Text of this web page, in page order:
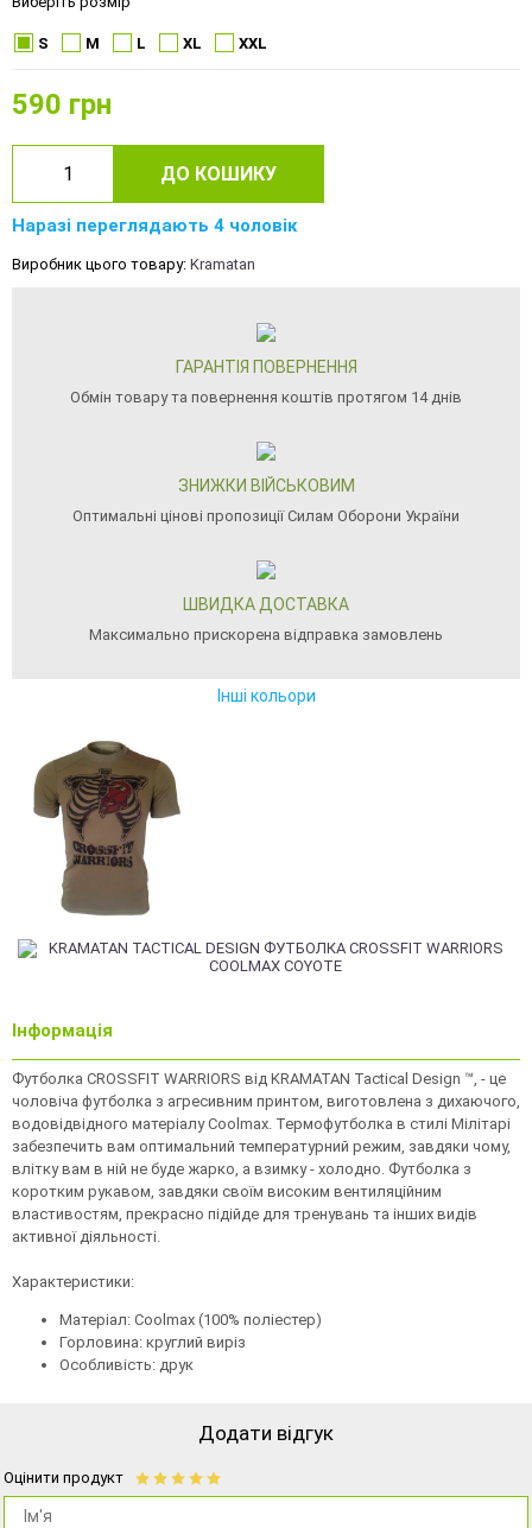
S M L XL XXL
590 грн
ДО КОШИКУ
Наразі переглядають 4 чоловік
Виробник цього товару: Kramatan
ГАРАНТІЯ ПОВЕРНЕННЯ
Обмін товару та повернення коштів протягом 14 днів
ЗНИЖКИ ВІЙСЬКОВИМ
Оптимальні цінові пропозиції Силам Оборони України
ШВИДКА ДОСТАВКА
Максимально прискорена відправка замовлень
Інші кольори
Інформація
Футболка CROSSFIT WARRIORS від KRAMATAN Tactical Design ™, - це
чоловіча футболка з агресивним принтом, виготовлена з дихаючого,
водовідвідного матеріалу Coolmax. Термофутболка в стилі Мілітарі
забезпечить вам оптимальний температурний режим, завдяки чому,
влітку вам в ній не буде жарко, а взимку - холодно. Футболка з
коротким рукавом, завдяки своїм високим вентиляційним
властивостям, прекрасно підійде для тренувань та інших видів
активної діяльності.
Характеристики:
Матеріал: Coolmax (100% поліестер)
Горловина: круглий виріз
Особливість: друк
Додати відгук
Оцінити продукт